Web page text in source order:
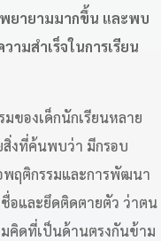
พยายามมากขึ้น และพบ
มสำเร็จในการเรียน
ของเด็กนักเรียนหลาย
สิ่งที่ค้นพบว่า มีกรอบ
ฤติกรรมและการพัฒนา
อและยึดติดตายตัว ว่าตน
คิดที่เป็นด้านตรงกันข้าม